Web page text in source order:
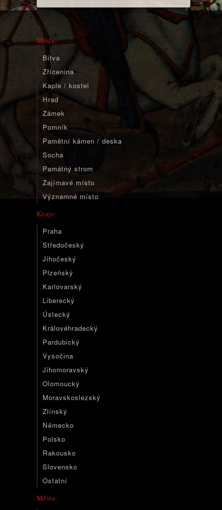
Místa:
Bitva
Zřícenina
Kaple / kostel
Hrad
Zámek
Pomník
Pamětní kámen / deska
Socha
Památný strom
Zajímavé místo
Významné místo
Kraje:
Praha
Středočeský
Jihočeský
Plzeňský
Karlovarský
Liberecký
Ústecký
Královéhradecký
Pardubický
Vysočina
Jihomoravský
Olomoucký
Moravskoslezský
Zlínský
Německo
Polsko
Rakousko
Slovensko
Ostatní
Města: